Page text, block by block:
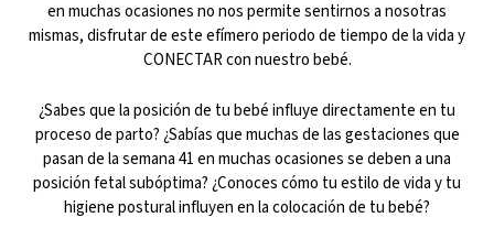
en muchas ocasiones no nos permite sentirnos a nosotras
mismas, disfrutar de este efímero periodo de tiempo de la vida y
CONECTAR con nuestro bebé.
¿Sabes que la posición de tu bebé influye directamente en tu
proceso de parto? ¿Sabías que muchas de las gestaciones que
pasan de la semana 41 en muchas ocasiones se deben a una
posición fetal subóptima? ¿Conoces cómo tu estilo de vida y tu
higiene postural influyen en la colocación de tu bebé?